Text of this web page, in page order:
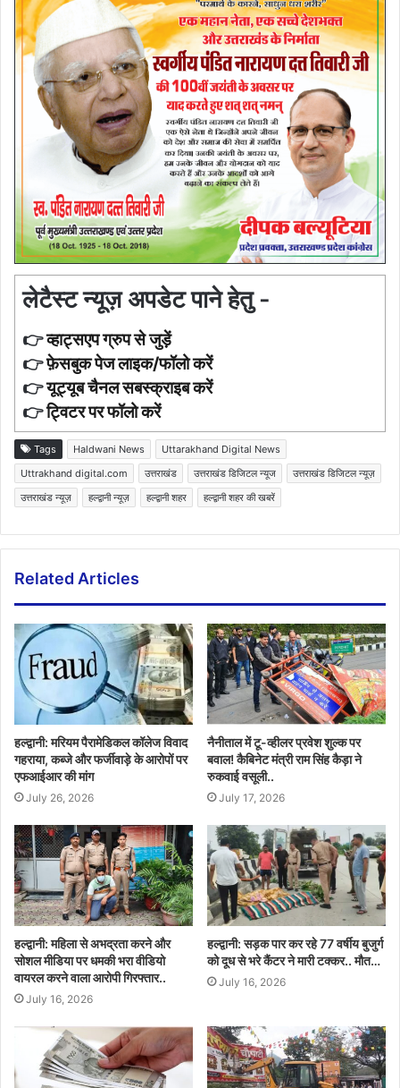
लेटैस्ट न्यूज़ अपडेट पाने हेतु -
👉व्हाट्सएप ग्रुप से जुड़ें
👉फ़ेसबुक पेज लाइक/फॉलो करें
👉यूट्यूब चैनल सबस्क्राइब करें
👉ट्विटर पर फॉलो करें
Tags Haldwani News
Uttarakhand Digital News
Uttrakhand digital.com
उत्तराखंड उत्तराखंड डिजिटल न्यूज
उत्तराखंड डिजिटल न्यूज़
उत्तराखंड न्यूज़
हल्द्वानी न्यूज़ हल्द्वानी शहर हल्द्वानी शहर की खबरें
Related Articles
हल्द्वानी: मरियम पैरामेडिकल कॉलेज विवाद
गहराया, कब्जे और फर्जीवाड़े के आरोपों पर
एफआईआर की मांग
July 26, 2026
नैनीताल में टू-व्हीलर प्रवेश शुल्क पर
बवाल! कैबिनेट मंत्री राम सिंह कैड़ा ने
रुकवाई वसूली..
July 17, 2026
हल्द्वानी: महिला से अभद्रता करने और
सोशल मीडिया पर धमकी भरा वीडियो
वायरल करने वाला आरोपी गिरफ्तार..
July 16, 2026
हल्द्वानी: सड़क पार कर रहे 77 वर्षीय बुजुर्ग
को दूध से भरे कैंटर ने मारी टक्कर.. मौत…
July 16, 2026